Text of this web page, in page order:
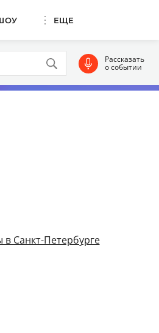
ЕЩЕ
Рассказать
о событии
Санкт-Петербурге